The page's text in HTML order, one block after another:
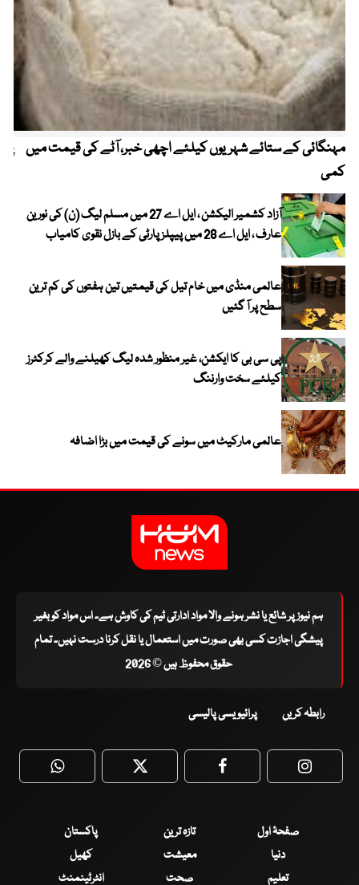
مہنگائی کے ستائے شہریوں کیلئے اچھی خبر، آٹے کی قیمت میں
کمی
آزاد کشمیر الیکشن ، ایل اے 27 میں مسلم لیگ (ن) کی نورین
عارف ، ایل اے 28 میں پیپلز پارٹی کے بازل نقوی کامیاب
عالمی منڈی میں خام تیل کی قیمتیں تین ہفتوں کی کم ترین
سطح پر آ گئیں
پی سی بی کا ایکشن، غیر منظور شدہ لیگ کھیلنے والے کرکٹرز
کیلئے سخت وارننگ
عالمی مارکیٹ میں سونے کی قیمت میں بڑا اضافہ
ہم نیوز پر شائع یا نشر ہونے والا مواد ادارتی ٹیم کی کاوش ہے۔ اس مواد کو بغیر
پیشگی اجازت کسی بھی صورت میں استعمال یا نقل کرنا درست نہیں۔ تمام
حقوق محفوظ ہیں © 2026
رابطہ کریں پرائیویسی پالیسی
WhatsApp Twitter Facebook
صفحۂ اول تازہ ترین
پاکستان
دنیا
معیشت
کھیل
تعلیم
صحت انٹرٹینمنٹ